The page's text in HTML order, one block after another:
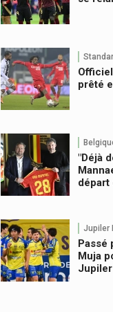
prêté
"Déjà
départ
Jupiler
Passé
Muja